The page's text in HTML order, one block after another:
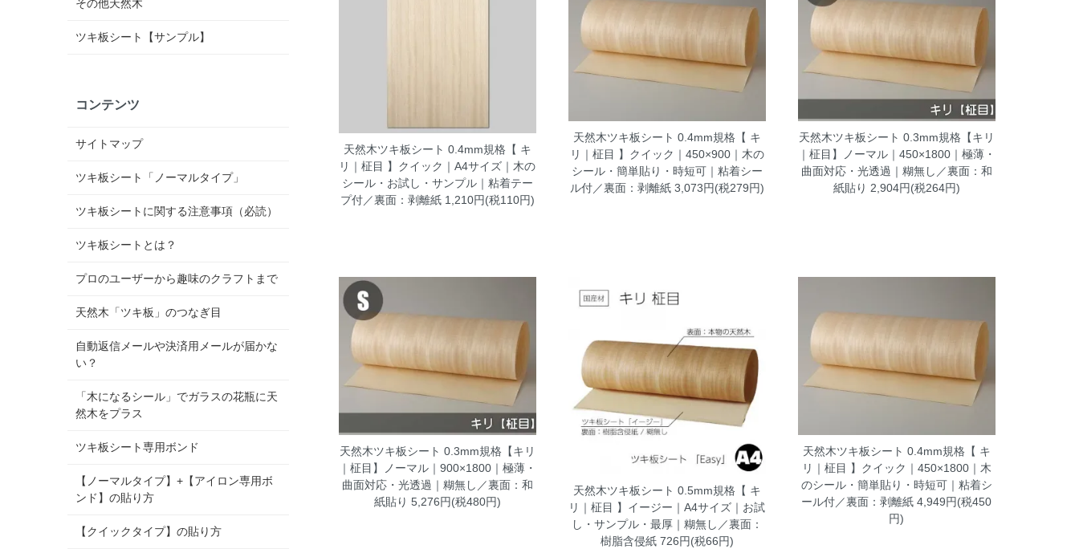
天然木ツキ板シート 0.4mm規格【 キ
リ｜柾目 】クイック｜A4サイズ｜木の
シール・お試し・サンプル｜粘着テー
プ付／裏面：剥離紙1,210円(税110円)
天然木ツキ板シート 0.4mm規格【 キ
リ｜柾目 】クイック｜450×900｜木の
シール・簡単貼り・時短可｜粘着シー
ル付／裏面：剥離紙3,073円(税279円)
天然木ツキ板シート 0.3mm規格【キリ
｜柾目】ノーマル｜450×1800｜極薄・
曲面対応・光透過｜糊無し／裏面：和
紙貼り 2,904円(税264円)
天然木ツキ板シート 0.3mm規格【キリ
｜柾目】ノーマル｜900×1800｜極薄・
曲面対応・光透過｜糊無し／裏面：和
紙貼り 5,276円(税480円)
天然木ツキ板シート 0.5mm規格【 キ
リ｜柾目 】イージー｜A4サイズ｜お試
し・サンプル・最厚｜糊無し／裏面：
樹脂含侵紙726円(税66円)
天然木ツキ板シート 0.4mm規格【 キ
リ｜柾目 】クイック｜450×1800｜木
のシール・簡単貼り・時短可｜粘着シ
ール付／裏面：剥離紙 4,949円(税450
円)
その他天然木
ツキ板シート【サンプル】
コンテンツ
サイトマップ
ツキ板シート「ノーマルタイプ」
ツキ板シートに関する注意事項（必読）
ツキ板シートとは？
プロのユーザーから趣味のクラフトまで
天然木「ツキ板」のつなぎ目
自動返信メールや決済用メールが届かな
い？
「木になるシール」でガラスの花瓶に天
然木をプラス
ツキ板シート専用ボンド
【ノーマルタイプ】+【アイロン専用ボ
ンド】の貼り方
【クイックタイプ】の貼り方